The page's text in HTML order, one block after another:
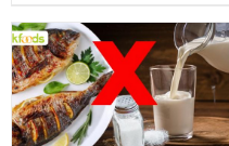
انگیز طبی فوائد